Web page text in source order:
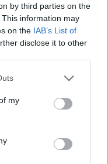
by third parties on the
This information may
on the IAB’s List of
disclose it to other
my